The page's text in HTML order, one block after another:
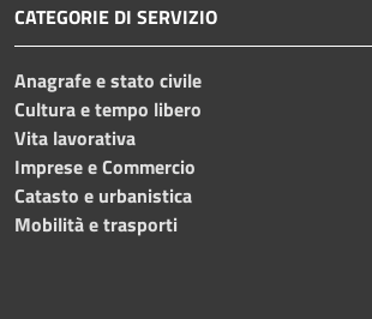
CATEGORIE DI SERVIZIO
Anagrafe e stato civile
Cultura e tempo libero
Vita lavorativa
Imprese e Commercio
Catasto e urbanistica
Mobilità e trasporti